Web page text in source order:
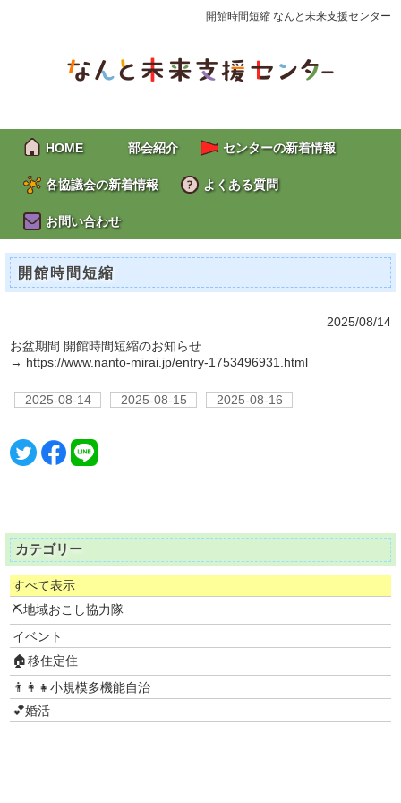
開館時間短縮 なんと未来支援センター
HOME 部会紹介 センターの新着情報
各協議会の新着情報 よくある質問
お問い合わせ
開館時間短縮
2025/08/14
お盆期間 開館時間短縮のお知らせ
→ https://www.nanto-mirai.jp/entry-1753496931.html
2025-08-14 2025-08-15 2025-08-16
カテゴリー
すべて表示
⛏地域おこし協力隊
イベント
🏠移住定住
👨‍👩‍👧小規模多機能自治
💕婚活